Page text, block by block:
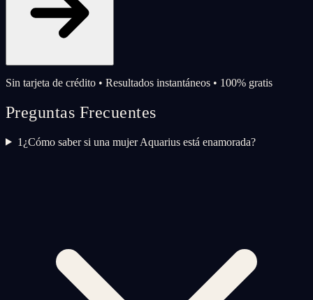
Sin tarjeta de crédito • Resultados instantáneos • 100% gratis
Preguntas Frecuentes
1 ¿Cómo saber si una mujer Aquarius está enamorada?